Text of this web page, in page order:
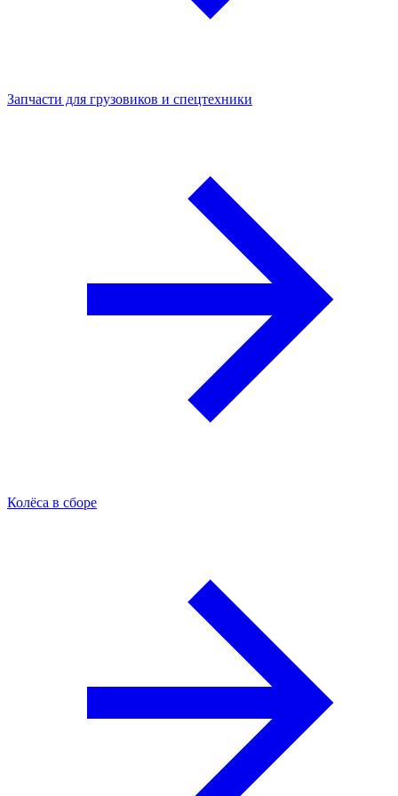
Запчасти для грузовиков и спецтехники
Колёса в сборе